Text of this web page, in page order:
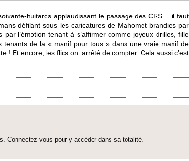
huitards ap­plaudissant le passage des CRS… il faut
défi­lant sous les cari­catures de Maho­met brandies par
l’émotion tenant à s’affirmer comme joyeux dri­lles, fille
tenants de la « manif pour tous » dans une vraie manif de
! Et encore, les flics ont arrêté de co­mpter. Cela aussi c’est
Connectez-vous pour y accéder dans sa to­talité.